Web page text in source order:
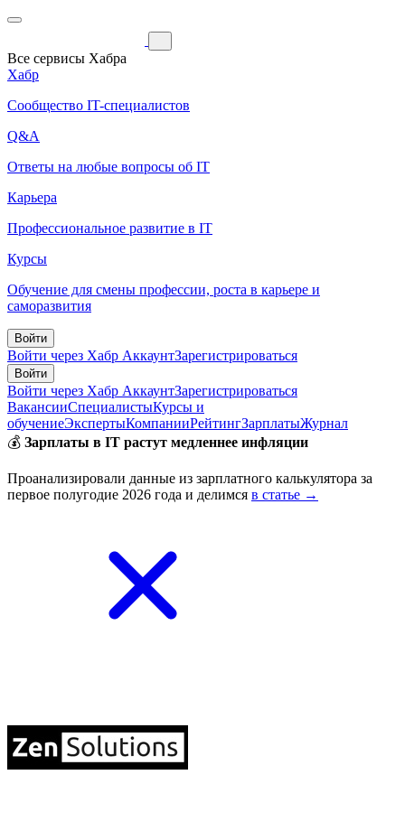
Все сервисы Хабра
Хабр
Сообщество IT-специалистов
Q&A
Ответы на любые вопросы об IT
Карьера
Профессиональное развитие в IT
Курсы
Обучение для смены профессии, роста в карьере и
саморазвития
Войти
Войти через Хабр АккаунтЗарегистрироваться
Войти
Войти через Хабр АккаунтЗарегистрироваться
ВакансииСпециалистыКурсы и
обучениеЭкспертыКомпанииРейтингЗарплатыЖурнал
💰 Зарплаты в IT растут медленнее инфляции
Проанализировали данные из зарплатного калькулятора за
первое полугодие 2026 года и делимся в статье →